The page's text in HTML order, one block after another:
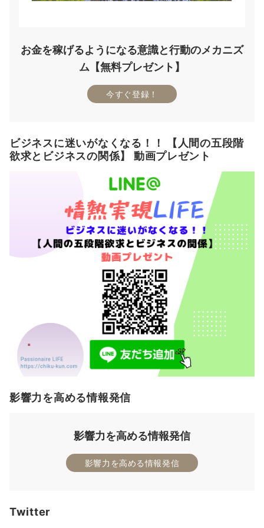
お金を稼げるようになる意識と行動のメカニズ
ム【無料プレゼント】
今すぐ登録！
ビジネスに迷いがなくなる！！ 【人間の五段階
欲求とビジネスの関係】 動画プレゼント
影響力を高める情報発信
影響力を高める情報発信
影響力を高める情報発信
Twitter